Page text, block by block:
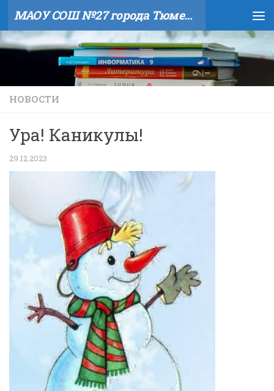
Skip to content МАОУ СОШ №27 города Тюмени
НОВОСТИ
Ура! Каникулы!
29.12.2023